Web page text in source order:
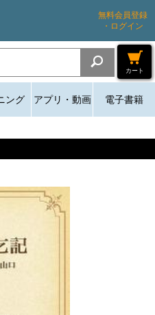
無料会員登録
・ログイン
カート
ング アプリ・動画 電子書籍